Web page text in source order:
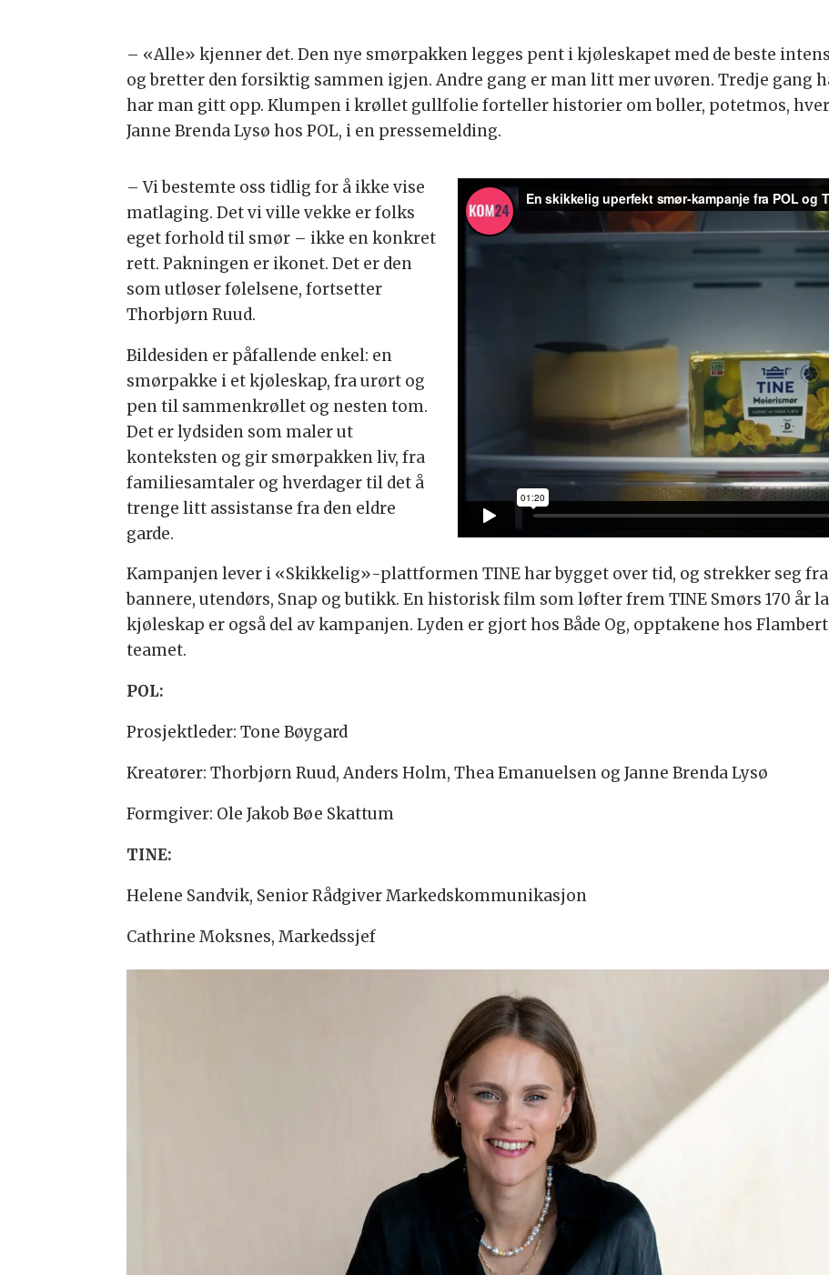
– «Alle» kjenner det. Den nye smørpakken legges pent i kjøleskapet med de beste
og bretter den forsiktig sammen igjen. Andre gang er man litt mer uvøren. Tredje gang
har man gitt opp. Klumpen i krøllet gullfolie forteller historier om boller, potetmos,
Janne Brenda Lysø hos POL, i en pressemelding.
– Vi bestemte oss tidlig for å ikke vise
matlaging. Det vi ville vekke er folks
eget forhold til smør – ikke en konkret
rett. Pakningen er ikonet. Det er den
som utløser følelsene, fortsetter
Thorbjørn Ruud.
Bildesiden er påfallende enkel: en
smørpakke i et kjøleskap, fra urørt og
pen til sammenkrøllet og nesten tom.
Det er lydsiden som maler ut
konteksten og gir smørpakken liv, fra
familiesamtaler og hverdager til det å
trenge litt assistanse fra den eldre
garde.
Kampanjen lever i «Skikkelig»-plattformen TINE har bygget over tid, og strekker seg
bannere, utendørs, Snap og butikk. En historisk film som løfter frem TINE Smørs 170 år
kjøleskap er også del av kampanjen. Lyden er gjort hos Både Og, opptakene hos
teamet.
POL:
Prosjektleder: Tone Bøygard
Kreatører: Thorbjørn Ruud, Anders Holm, Thea Emanuelsen og Janne Brenda Lysø
Formgiver: Ole Jakob Bøe Skattum
TINE:
Helene Sandvik, Senior Rådgiver Markedskommunikasjon
Cathrine Moksnes, Markedssjef